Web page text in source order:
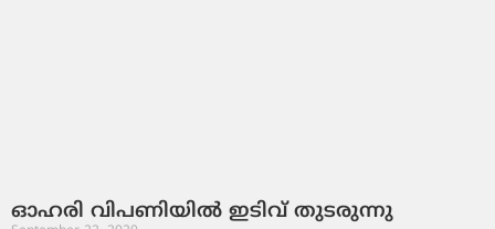
ഓഹരി വിപണിയില്‍ ഇടിവ്‌ തുടരുന്നു